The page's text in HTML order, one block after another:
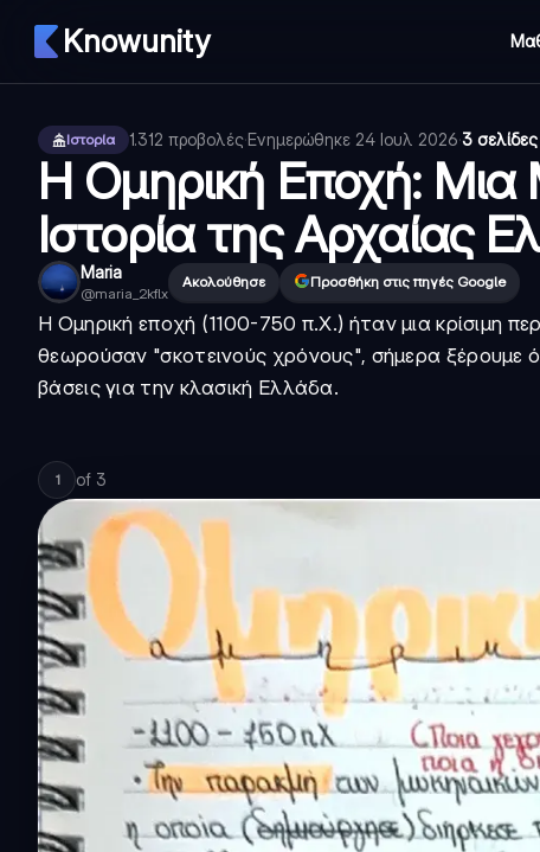
Knowunity
Ιστορία 1.312 προβολές·Ενημερώθηκε 24 Ιουλ 2026·3 σελίδες
Η Ομηρική Εποχή: Μια
Ιστορία της Αρχαίας
Maria
@maria_2kflx
Ακολούθησε Προσθήκη στις πηγές Google
Η Ομηρική εποχή (1100-750 π.Χ.) ήταν μια κρίσιμη
θεωρούσαν "σκοτεινούς χρόνους", σήμερα ξέρουμε
βάσεις για την κλασική Ελλάδα.
1 of 3